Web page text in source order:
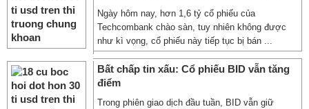
Ngày hôm nay, hơn 1,6 tỷ cổ phiếu của
Techcombank chào sàn, tuy nhiên không được
như kì vọng, cổ phiếu này tiếp tục bị bán ...
Bất chấp tin xấu: Cổ phiếu BID vẫn tăng
điểm
Trong phiên giao dịch đầu tuần, BID vẫn giữ